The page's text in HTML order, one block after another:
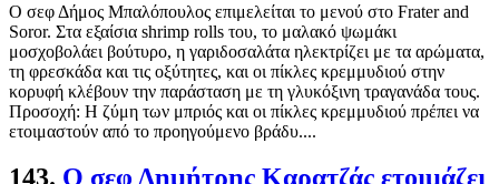
Ο σεφ Δήμος Μπαλόπουλος επιμελείται το μενού στο Frater and
Soror. Στα εξαίσια shrimp rolls του, το μαλακό ψωμάκι
μοσχοβολάει βούτυρο, η γαριδοσαλάτα ηλεκτρίζει με τα αρώματα,
τη φρεσκάδα και τις οξύτητες, και οι πίκλες κρεμμυδιού στην
κορυφή κλέβουν την παράσταση με τη γλυκόξινη τραγανάδα τους.
Προσοχή: Η ζύμη των μπριός και οι πίκλες κρεμμυδιού πρέπει να
ετοιμαστούν από το προηγούμενο βράδυ....
143. Ο σεφ Δημήτρης Καρατζάς ετοιμάζει